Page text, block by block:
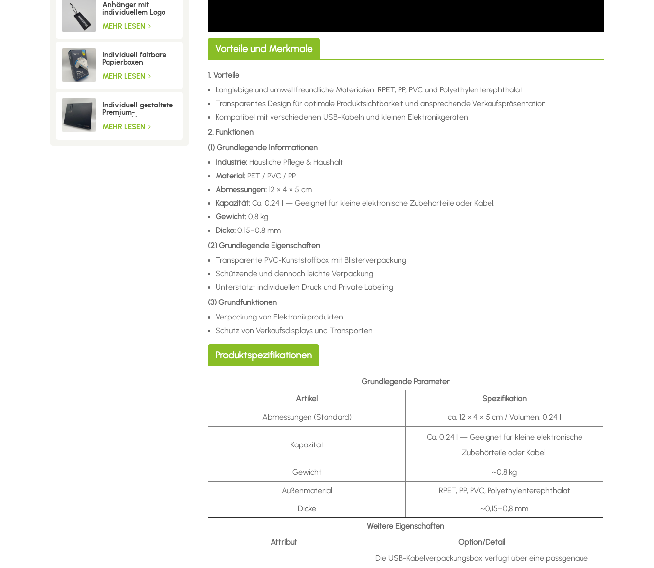
Anhänger mit
individuellem Logo
MEHR LESEN
Individuell faltbare
Papierboxen
MEHR LESEN
Individuell gestaltete
Premium-
Geschenkboxen aus
Wellpappe
MEHR LESEN
Vorteile und Merkmale
1. Vorteile
Langlebige und umweltfreundliche Materialien: RPET, PP, PVC und Polyethylenterephthalat
Transparentes Design für optimale Produktsichtbarkeit und ansprechende Verkaufspräsentation
Kompatibel mit verschiedenen USB-Kabeln und kleinen Elektronikgeräten
2. Funktionen
(1) Grundlegende Informationen
Industrie: Häusliche Pflege & Haushalt
Material: PET / PVC / PP
Abmessungen: 12 × 4 × 5 cm
Kapazität: Ca. 0,24 l — Geeignet für kleine elektronische Zubehörteile oder Kabel.
Gewicht:0,8 kg
Dicke: 0,15–0,8 mm
(2) Grundlegende Eigenschaften
Transparente PVC-Kunststoffbox mit Blisterverpackung
Schützende und dennoch leichte Verpackung
Unterstützt individuellen Druck und Private Labeling
(3) Grundfunktionen
Verpackung von Elektronikprodukten
Schutz von Verkaufsdisplays und Transporten
Produktspezifikationen
Grundlegende Parameter
Artikel
Spezifikation
Abmessungen (Standard)
ca. 12 × 4 × 5 cm / Volumen: 0,24 l
Kapazität
Ca. 0,24 l — Geeignet für kleine elektronische
Zubehörteile oder Kabel.
Gewicht
~0,8 kg
Außenmaterial
RPET, PP, PVC, Polyethylenterephthalat
Dicke
~0,15–0,8 mm
Weitere Eigenschaften
Attribut
Option/Detail
Die USB-Kabelverpackungsbox verfügt über eine passgenaue